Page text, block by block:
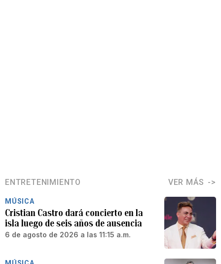
ENTRETENIMIENTO VER MÁS
MÚSICA
Cristian Castro dará concierto en la
isla luego de seis años de ausencia
6 de agosto de 2026 a las 11:15 a.m.